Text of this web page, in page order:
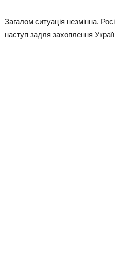
Загалом ситуація незмінна.
наступ задля захоплення